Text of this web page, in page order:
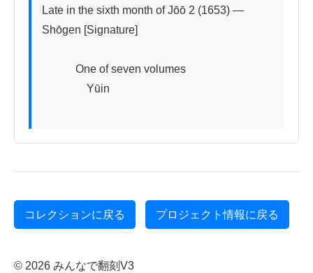
Late in the sixth month of Jōō 2 (1653) —
Shōgen [Signature]
One of seven volumes
Yūin
コレクションに戻る プロジェクト情報に戻る
© 2026 みんなで翻刻V3